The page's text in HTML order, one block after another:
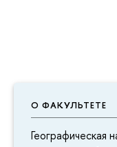
О ФАКУЛЬТЕТЕ
Географическая